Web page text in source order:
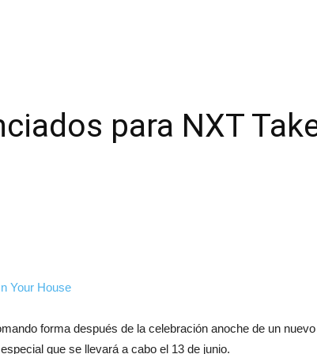
para NXT
forma después de la celebración anoche de un
que se llevará a cabo el 13 de junio.